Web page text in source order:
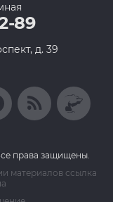
89
д. 39
права защищены.
материалов ссылка